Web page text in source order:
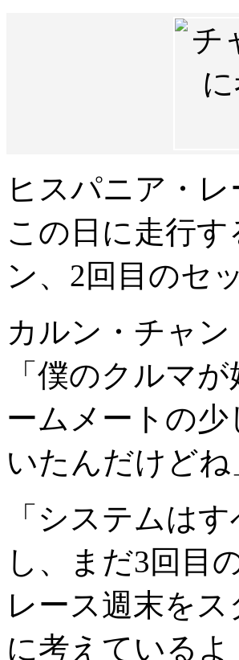
ヒスパニア・
この日に走行
ン、2回目のセ
カルン・チャン
「僕のクルマ
ームメートの
いたんだけどね
「システムは
し、まだ3回目
レース週末を
に考えているよ